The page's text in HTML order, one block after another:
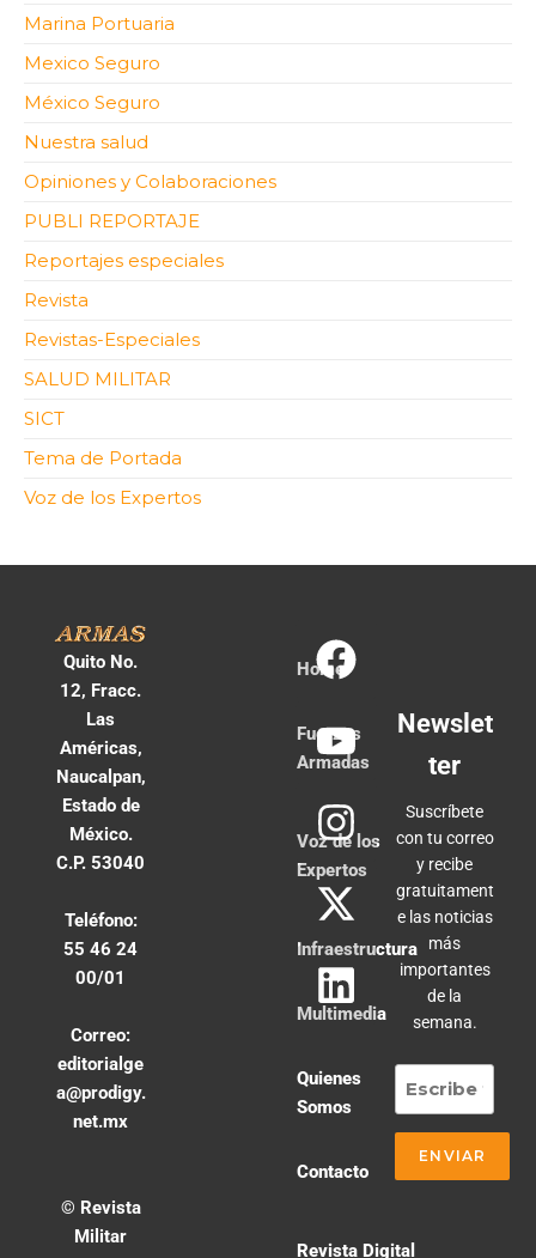
Marina Portuaria
Mexico Seguro
México Seguro
Nuestra salud
Opiniones y Colaboraciones
PUBLI REPORTAJE
Reportajes especiales
Revista
Revistas-Especiales
SALUD MILITAR
SICT
Tema de Portada
Voz de los Expertos
Quito No.
12, Fracc.
Las
Américas,
Naucalpan,
Estado de
México.
C.P. 53040
Teléfono:
55 46 24
00/01
Correo:
editorialge
a@prodigy.
net.mx
© Revista
Militar
Home
Fuerzas
Armadas
Voz de los
Expertos
Infraestructura
Multimedia
Quienes
Somos
Contacto
Revista Digital
Newslet
ter
Suscríbete
con tu correo
y recibe
gratuitament
e las noticias
más
importantes
de la
semana.